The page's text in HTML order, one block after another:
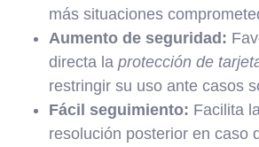
más situaciones
Aumento de seguridad:
directa la protección de
restringir su uso ante casos
Fácil seguimiento: Facilita
resolución posterior en caso